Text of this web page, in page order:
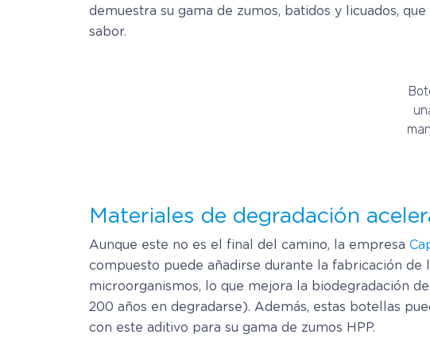
demuestra su gama de zumos, batidos y licuados,
sabor.
Materiales de degradación
Aunque este no es el final del camino, la empresa
compuesto puede añadirse durante la fabricación
microorganismos, lo que mejora la biodegradación
200 años en degradarse). Además, estas botellas
con este aditivo para su gama de zumos HPP.